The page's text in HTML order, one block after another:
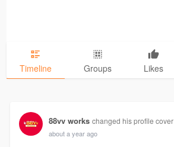
Timeline Groups Likes
88vv works changed his profile cover
about a year ago